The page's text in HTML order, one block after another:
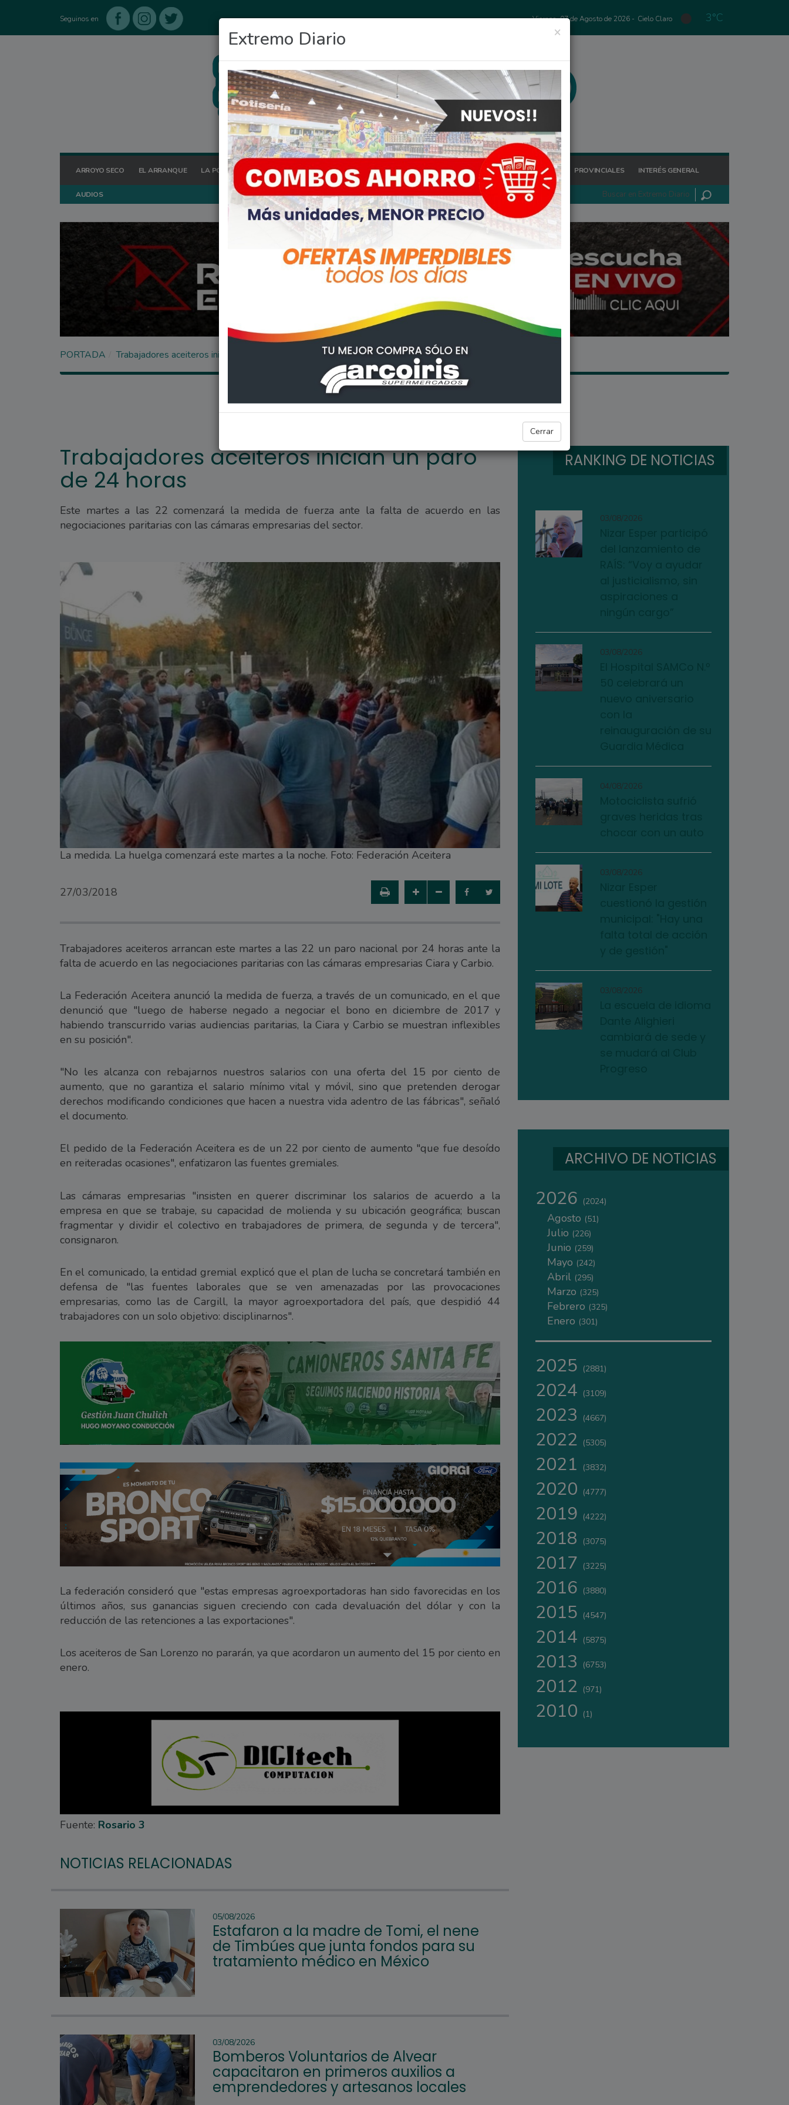
Seguinos en Viernes, 07 de Agosto de 2026 - Cielo Claro 3°C
ARROYO SECO EL ARRANQUE LA POSTA HOY OCIO DEPORTES FIGHIERA GENERAL LAGOS POLICIALES REGIONALES PROVINCIALES INTERÉS GENERAL
AUDIOS
×
Extremo Diario
Cerrar
PORTADA Trabajadores aceiteros inician un paro de 24 horas
REGIONALES
Trabajadores aceiteros inician un paro
de 24 horas
Este martes a las 22 comenzará la medida de fuerza ante la falta de acuerdo en las
negociaciones paritarias con las cámaras empresarias del sector.
La medida. La huelga comenzará este martes a la noche. Foto: Federación Aceitera
27/03/2018
Trabajadores aceiteros arrancan este martes a las 22 un paro nacional por 24 horas ante la
falta de acuerdo en las negociaciones paritarias con las cámaras empresarias Ciara y Carbio.
La Federación Aceitera anunció la medida de fuerza, a través de un comunicado, en el que
denunció que "luego de haberse negado a negociar el bono en diciembre de 2017 y
habiendo transcurrido varias audiencias paritarias, la Ciara y Carbio se muestran inflexibles
en su posición".
"No les alcanza con rebajarnos nuestros salarios con una oferta del 15 por ciento de
aumento, que no garantiza el salario mínimo vital y móvil, sino que pretenden derogar
derechos modificando condiciones que hacen a nuestra vida adentro de las fábricas", señaló
el documento.
El pedido de la Federación Aceitera es de un 22 por ciento de aumento "que fue desoído
en reiteradas ocasiones", enfatizaron las fuentes gremiales.
Las cámaras empresarias "insisten en querer discriminar los salarios de acuerdo a la
empresa en que se trabaje, su capacidad de molienda y su ubicación geográfica; buscan
fragmentar y dividir el colectivo en trabajadores de primera, de segunda y de tercera",
consignaron.
En el comunicado, la entidad gremial explicó que el plan de lucha se concretará también en
defensa de "las fuentes laborales que se ven amenazadas por las provocaciones
empresarias, como las de Cargill, la mayor agroexportadora del país, que despidió 44
trabajadores con un solo objetivo: disciplinarnos".
La federación consideró que "estas empresas agroexportadoras han sido favorecidas en los
últimos años, sus ganancias siguen creciendo con cada devaluación del dólar y con la
reducción de las retenciones a las exportaciones".
Los aceiteros de San Lorenzo no pararán, ya que acordaron un aumento del 15 por ciento en
enero.
Fuente: Rosario 3
NOTICIAS RELACIONADAS
05/08/2026
Estafaron a la madre de Tomi, el nene
de Timbúes que junta fondos para su
tratamiento médico en México
03/08/2026
Bomberos Voluntarios de Alvear
capacitaron en primeros auxilios a
emprendedores y artesanos locales
RANKING DE NOTICIAS
03/08/2026
03/08/2026
04/08/2026
03/08/2026
03/08/2026
ARCHIVO DE NOTICIAS
2026 (2024)
Agosto (51)
Julio (226)
Junio (259)
Mayo (242)
Abril (295)
Marzo (325)
Febrero (325)
Enero (301)
2025 (2881)
2024 (3109)
2023 (4667)
2022 (5305)
2021 (3832)
2020 (4777)
2019 (4222)
2018 (3075)
2017 (3225)
2016 (3880)
2015 (4547)
2014 (5875)
2013 (6753)
2012 (971)
2010 (1)